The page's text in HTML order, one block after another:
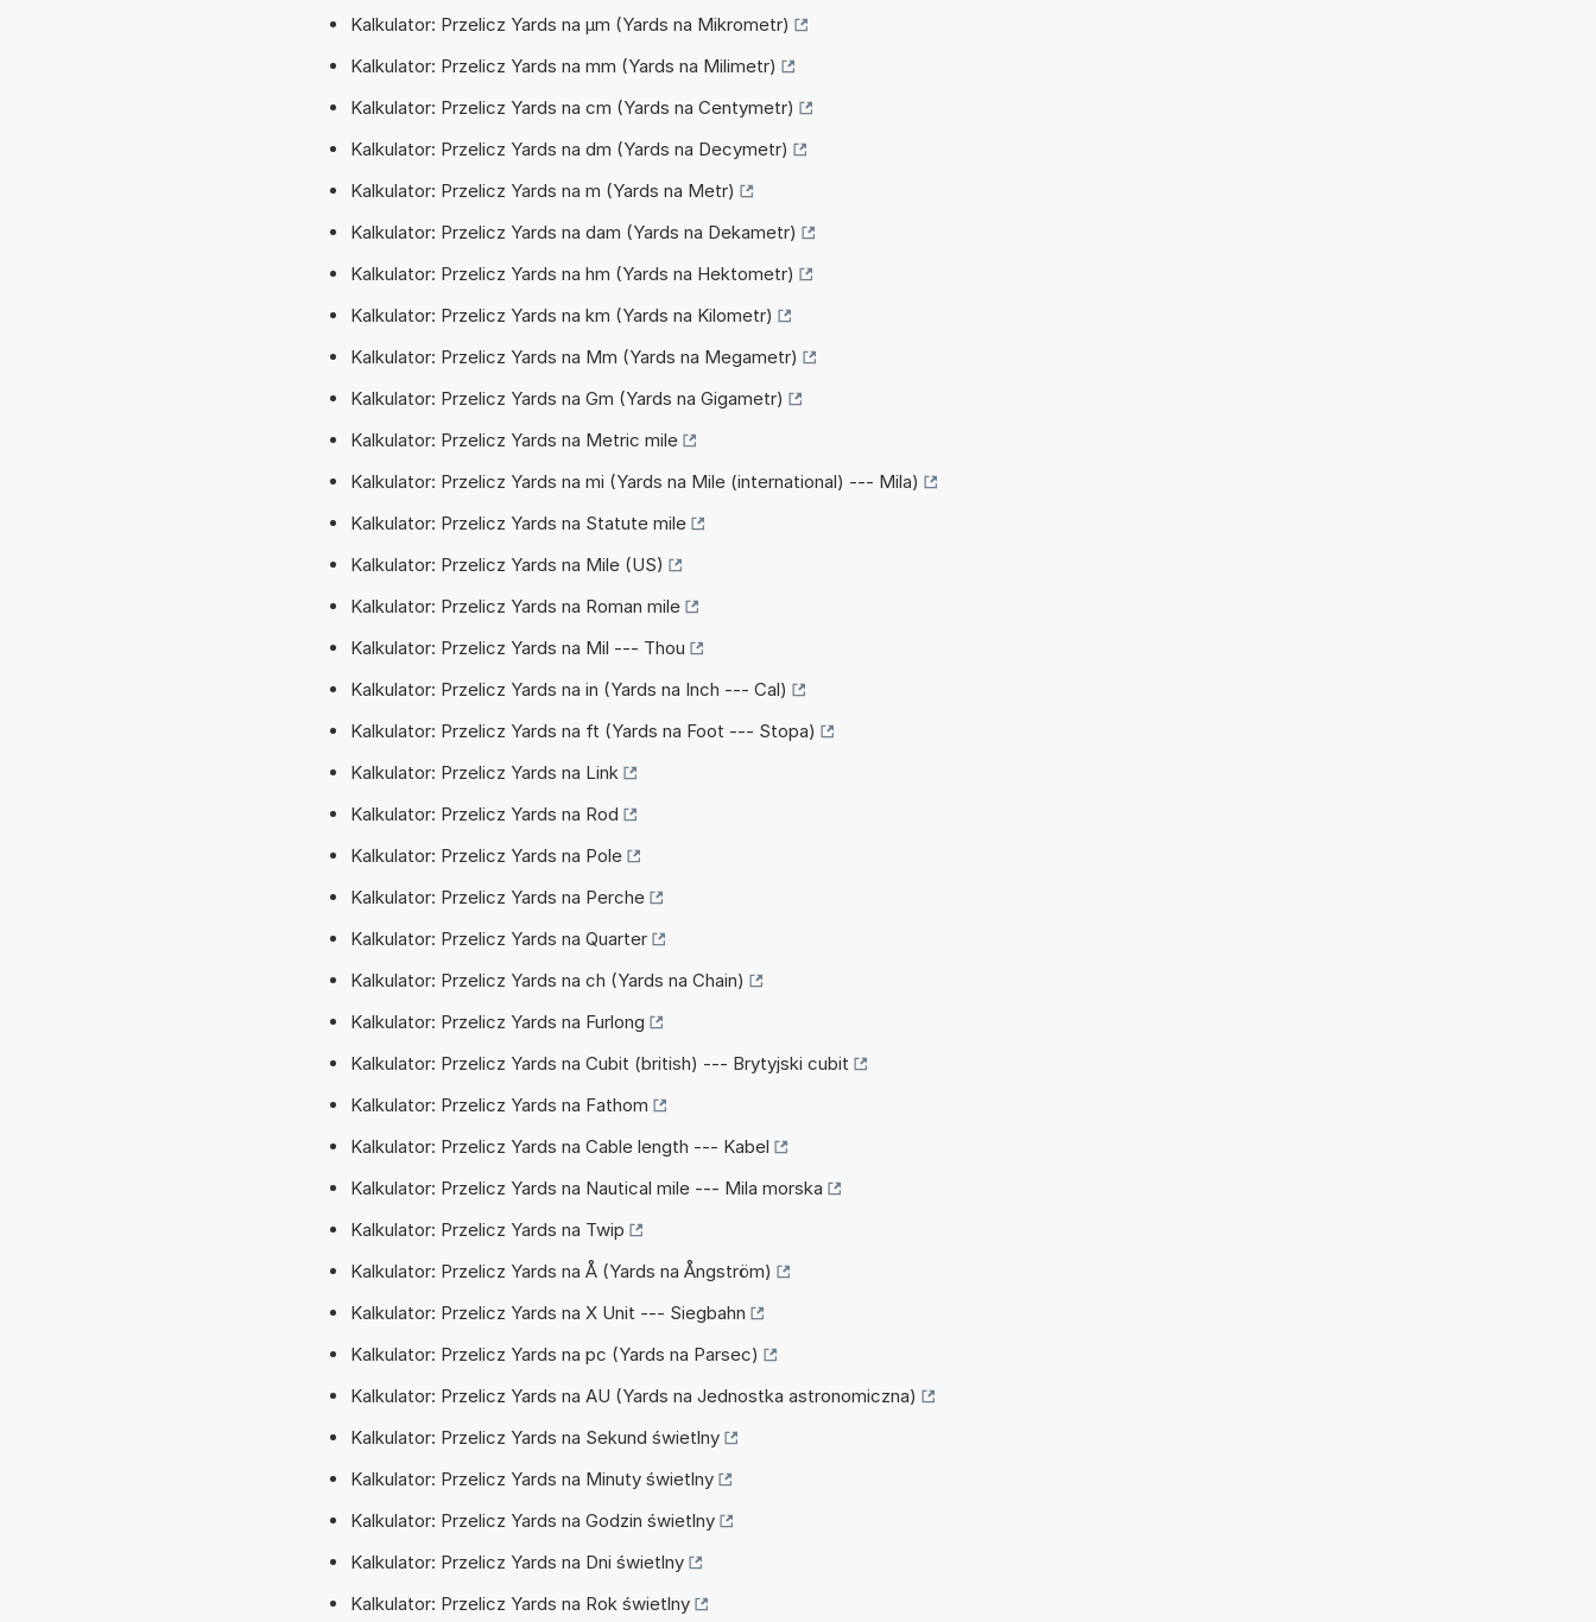
Kalkulator: Przelicz Yards na µm (Yards na Mikrometr)
Kalkulator: Przelicz Yards na mm (Yards na Milimetr)
Kalkulator: Przelicz Yards na cm (Yards na Centymetr)
Kalkulator: Przelicz Yards na dm (Yards na Decymetr)
Kalkulator: Przelicz Yards na m (Yards na Metr)
Kalkulator: Przelicz Yards na dam (Yards na Dekametr)
Kalkulator: Przelicz Yards na hm (Yards na Hektometr)
Kalkulator: Przelicz Yards na km (Yards na Kilometr)
Kalkulator: Przelicz Yards na Mm (Yards na Megametr)
Kalkulator: Przelicz Yards na Gm (Yards na Gigametr)
Kalkulator: Przelicz Yards na Metric mile
Kalkulator: Przelicz Yards na mi (Yards na Mile (international) --- Mila)
Kalkulator: Przelicz Yards na Statute mile
Kalkulator: Przelicz Yards na Mile (US)
Kalkulator: Przelicz Yards na Roman mile
Kalkulator: Przelicz Yards na Mil --- Thou
Kalkulator: Przelicz Yards na in (Yards na Inch --- Cal)
Kalkulator: Przelicz Yards na ft (Yards na Foot --- Stopa)
Kalkulator: Przelicz Yards na Link
Kalkulator: Przelicz Yards na Rod
Kalkulator: Przelicz Yards na Pole
Kalkulator: Przelicz Yards na Perche
Kalkulator: Przelicz Yards na Quarter
Kalkulator: Przelicz Yards na ch (Yards na Chain)
Kalkulator: Przelicz Yards na Furlong
Kalkulator: Przelicz Yards na Cubit (british) --- Brytyjski cubit
Kalkulator: Przelicz Yards na Fathom
Kalkulator: Przelicz Yards na Cable length --- Kabel
Kalkulator: Przelicz Yards na Nautical mile --- Mila morska
Kalkulator: Przelicz Yards na Twip
Kalkulator: Przelicz Yards na Å (Yards na Ångström)
Kalkulator: Przelicz Yards na X Unit --- Siegbahn
Kalkulator: Przelicz Yards na pc (Yards na Parsec)
Kalkulator: Przelicz Yards na AU (Yards na Jednostka astronomiczna)
Kalkulator: Przelicz Yards na Sekund świetlny
Kalkulator: Przelicz Yards na Minuty świetlny
Kalkulator: Przelicz Yards na Godzin świetlny
Kalkulator: Przelicz Yards na Dni świetlny
Kalkulator: Przelicz Yards na Rok świetlny